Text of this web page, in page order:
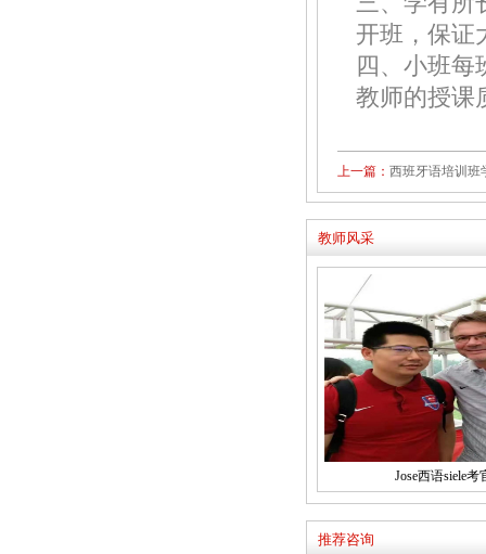
开班，保证
四、小班每
教师的授课
上一篇： 西班牙语培训班
教师风采
Jose西语siele考
推荐咨询